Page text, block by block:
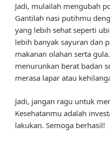
Jadi, mulailah mengubah
Gantilah nasi putihmu
yang lebih sehat seperti
lebih banyak sayuran dan
makanan olahan serta
menurunkan berat badan
merasa lapar atau
Jadi, jangan ragu untuk
Kesehatanmu adalah
lakukan. Semoga berhasil!